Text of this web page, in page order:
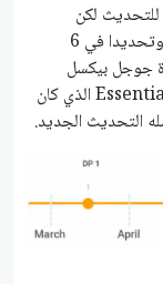
لكن
المفاجأة هذا العام كانت إطلاق النظام بشكل مبكر وتحديدا في 6
جوجل بيكسل
المختلفة في نفس اليوم. إلى جانب جهاز Essential ph-1 الذي كان
التحديث الجديد.